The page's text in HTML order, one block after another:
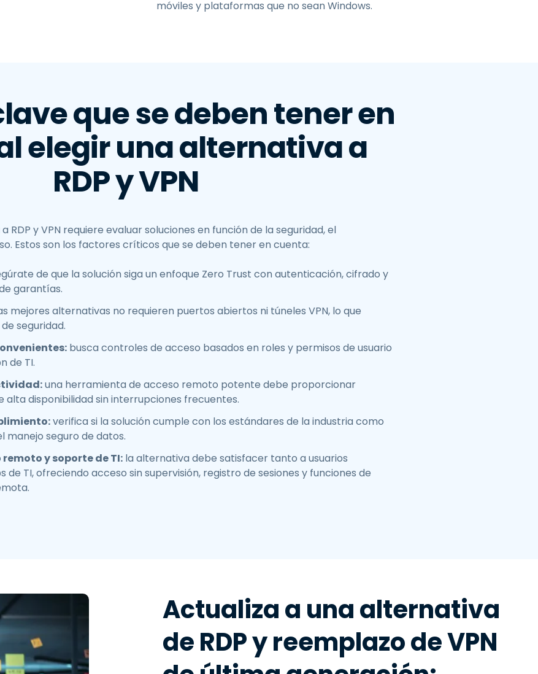
móviles y plataformas que no sean Windows.
que se deben tener en
elegir una alternativa a
RDP y VPN
RDP y VPN requiere evaluar soluciones en función de la seguridad, el
Estos son los factores críticos que se deben tener en cuenta:
de que la solución siga un enfoque Zero Trust con autenticación, cifrado y
garantías.
mejores alternativas no requieren puertos abiertos ni túneles VPN, lo que
seguridad.
busca controles de acceso basados en roles y permisos de usuario
de TI.
una herramienta de acceso remoto potente debe proporcionar
alta disponibilidad sin interrupciones frecuentes.
verifica si la solución cumple con los estándares de la industria como
manejo seguro de datos.
y soporte de TI: la alternativa debe satisfacer tanto a usuarios
TI, ofreciendo acceso sin supervisión, registro de sesiones y funciones de
Actualiza a una alternativa
de RDP y reemplazo de VPN